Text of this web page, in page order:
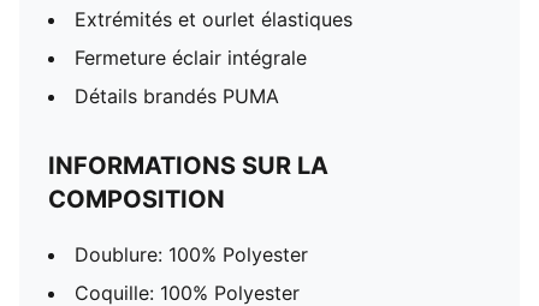
Extrémités et ourlet élastiques
Fermeture éclair intégrale
Détails brandés PUMA
INFORMATIONS SUR LA
COMPOSITION
Doublure: 100% Polyester
Coquille: 100% Polyester